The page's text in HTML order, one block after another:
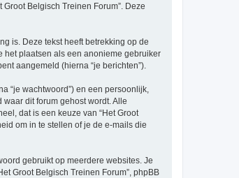
Belgisch Treinen Forum”. Deze
is. Deze tekst heeft betrekking op de
het plaatsen als een anonieme gebruiker
aangemeld (hierna “je berichten”).
“je wachtwoord”) en een persoonlijk,
dit forum gehost wordt. Alle
dat is een keuze van “Het Groot
om in te stellen of je de e-mails die
gebruikt op meerdere websites. Je
Groot Belgisch Treinen Forum”, phpBB